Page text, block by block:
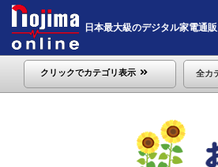
日本最大級のデジタル家電通
クリックでカテゴリ表示 全カ